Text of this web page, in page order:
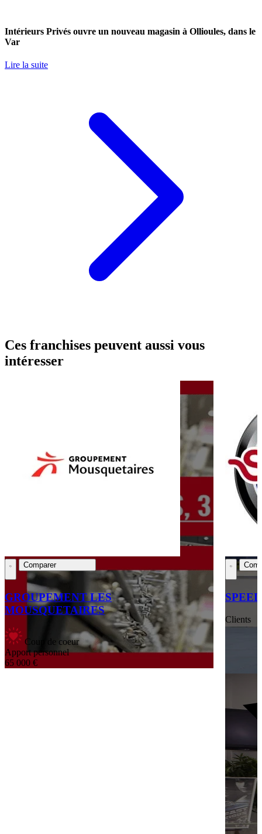
Intérieurs Privés ouvre un nouveau magasin à Ollioules, dans le
Var
Lire la suite
Ces franchises peuvent aussi vous
intéresser
Comparer
GROUPEMENT LES
MOUSQUETAIRES
Coup de coeur
Apport personnel
65 000 €
Clients